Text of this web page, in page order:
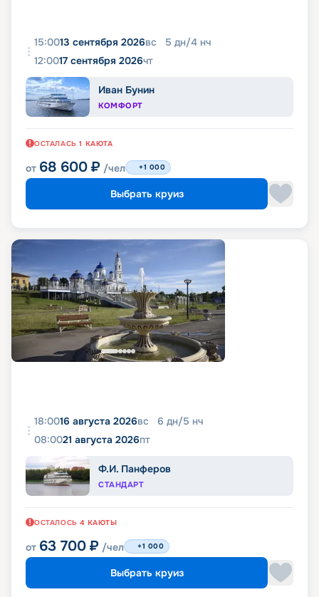
15:0013 сентября 2026вс 5 дн/4 нч
12:0017 сентября 2026чт
Иван Бунин
КОМФОРТ
ОСТАЛАСЬ 1 КАЮТА
от 68 600 ₽ /чел +1 000
Выбрать круиз
18:0016 августа 2026вс 6 дн/5 нч
08:0021 августа 2026пт
Ф.И. Панферов
СТАНДАРТ
ОСТАЛОСЬ 4 КАЮТЫ
от 63 700 ₽ /чел +1 000
Выбрать круиз